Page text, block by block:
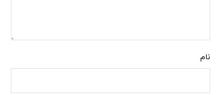
نام